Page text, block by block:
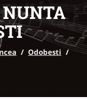
/ Odobesti /